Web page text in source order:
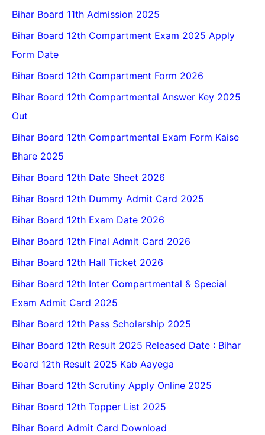
Bihar Board 11th Admission 2025
Bihar Board 12th Compartment Exam 2025 Apply
Form Date
Bihar Board 12th Compartment Form 2026
Bihar Board 12th Compartmental Answer Key 2025
Out
Bihar Board 12th Compartmental Exam Form Kaise
Bhare 2025
Bihar Board 12th Date Sheet 2026
Bihar Board 12th Dummy Admit Card 2025
Bihar Board 12th Exam Date 2026
Bihar Board 12th Final Admit Card 2026
Bihar Board 12th Hall Ticket 2026
Bihar Board 12th Inter Compartmental & Special
Exam Admit Card 2025
Bihar Board 12th Pass Scholarship 2025
Bihar Board 12th Result 2025 Released Date : Bihar
Board 12th Result 2025 Kab Aayega
Bihar Board 12th Scrutiny Apply Online 2025
Bihar Board 12th Topper List 2025
Bihar Board Admit Card Download